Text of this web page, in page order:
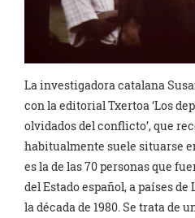
La investigadora catalana
con la editorial Txertoa ‘Los
olvidados del conflicto’, que
habitualmente suele situarse
es la de las 70 personas que
del Estado español, a países
la década de 1980. Se trata de